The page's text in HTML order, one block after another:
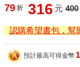
79 折 316 元 400
認購希望書包，幫
預計最高可得金幣